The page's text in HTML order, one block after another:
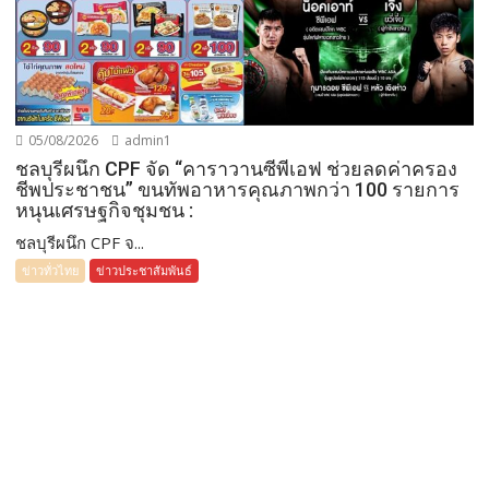
05/08/2026 admin1
ชลบุรีผนึก CPF จัด “คาราวานซีพีเอฟ ช่วยลดค่าครอง
ชีพประชาชน” ขนทัพอาหารคุณภาพกว่า 100 รายการ
หนุนเศรษฐกิจชุมชน :
ชลบุรีผนึก CPF จ...
ข่าวทั่วไทย ข่าวประชาสัมพันธ์